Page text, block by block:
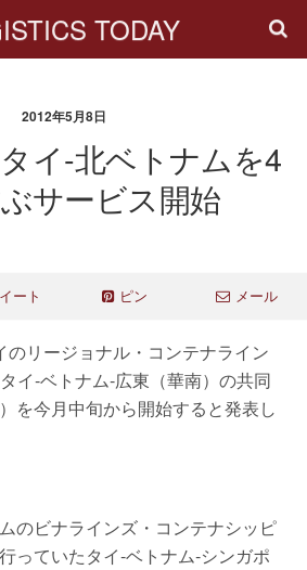
TODAY
2012年5月8日
イ-北ベトナムを4
サービス開始
ート ピン メール
のリージョナル・コンテナライン
イ‐ベトナム‐広東（華南）の共同
を今月中旬から開始すると発表し
のビナラインズ・コンテナシッピ
っていたタイ‐ベトナム‐シンガポ